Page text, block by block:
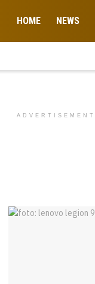
HOME NEWS
ADVERTISEMENT